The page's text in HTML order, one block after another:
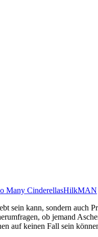
Many CinderellasHilkMAN
kann, sondern auch
ob jemand
auf keinen Fall sein